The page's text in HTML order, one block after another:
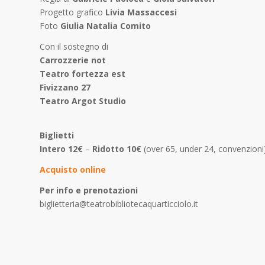
Progetto grafico Livia Massaccesi
Foto Giulia Natalia Comito
Con il sostegno di
Carrozzerie not
Teatro fortezza est
Fivizzano 27
Teatro Argot Studio
Biglietti
Intero 12€ – Ridotto 10€ (over 65, under 24,
Acquisto online
Per info e prenotazioni
biglietteria@teatrobibliotecaquarticciolo.it